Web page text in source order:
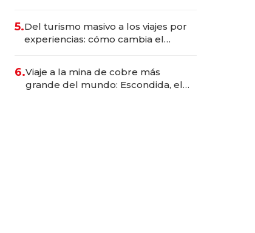
transformadoras
5.Del turismo masivo a los viajes por
experiencias: cómo cambia el
6.Viaje a la mina de cobre más
grande del mundo: Escondida, el